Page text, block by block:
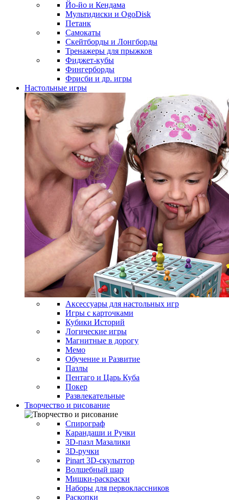
Йо-йо и Кендама
Мультидиски и OgoDisk
Петанк
Самокаты
Скейтборды и Лонгборды
Тренажеры для прыжков
Фиджет-кубы
Фингерборды
Фрисби и др. игры
Настольные игры
Аксессуары для настольных игр
Игры с карточками
Кубики Историй
Логические игры
Магнитные в дорогу
Мемо
Обучение и Развитие
Пазлы
Пентаго и Царь Куба
Покер
Развлекательные
Творчество и рисование
Спирограф
Карандаши и Ручки
3D-пазл Мазалики
3D-ручки
Pinart 3D-скульптор
Волшебный шар
Мишки-раскраски
Наборы для первоклассников
Раскопки